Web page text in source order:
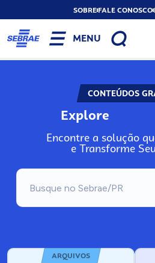
SOBREFALE CONOSCO
MENU
CONTEÚDOS
Explore
Encontre a solução
e Transforme
ARQUIVOS